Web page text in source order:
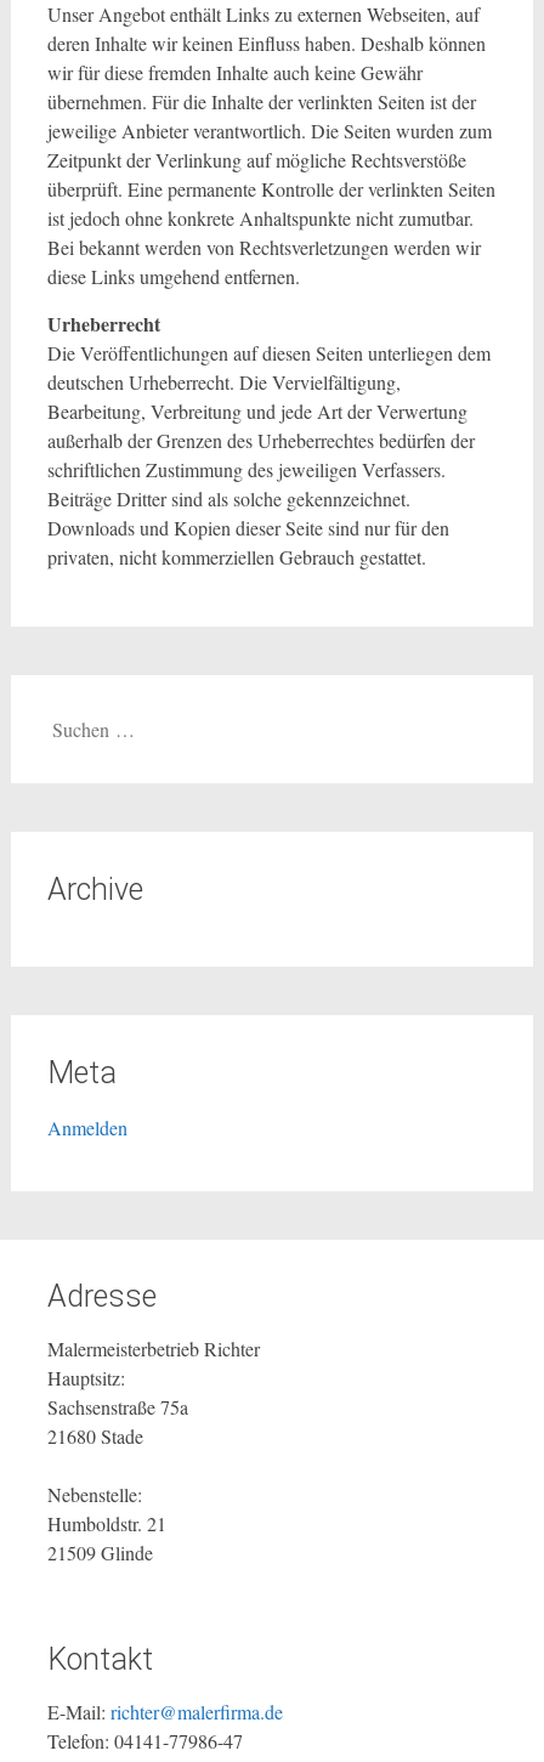
Unser Angebot enthält Links zu externen Webseiten, auf
deren Inhalte wir keinen Einfluss haben. Deshalb können
wir für diese fremden Inhalte auch keine Gewähr
übernehmen. Für die Inhalte der verlinkten Seiten ist der
jeweilige Anbieter verantwortlich. Die Seiten wurden zum
Zeitpunkt der Verlinkung auf mögliche Rechtsverstöße
überprüft. Eine permanente Kontrolle der verlinkten Seiten
ist jedoch ohne konkrete Anhaltspunkte nicht zumutbar.
Bei bekannt werden von Rechtsverletzungen werden wir
diese Links umgehend entfernen.
Urheberrecht
Die Veröffentlichungen auf diesen Seiten unterliegen dem
deutschen Urheberrecht. Die Vervielfältigung,
Bearbeitung, Verbreitung und jede Art der Verwertung
außerhalb der Grenzen des Urheberrechtes bedürfen der
schriftlichen Zustimmung des jeweiligen Verfassers.
Beiträge Dritter sind als solche gekennzeichnet.
Downloads und Kopien dieser Seite sind nur für den
privaten, nicht kommerziellen Gebrauch gestattet.
Suche
Archive
Meta
Anmelden
Adresse
Malermeisterbetrieb Richter
Hauptsitz:
Sachsenstraße 75a
21680 Stade
Nebenstelle:
Humboldstr. 21
21509 Glinde
Kontakt
E-Mail: richter@malerfirma.de
Telefon: 04141-77986-47